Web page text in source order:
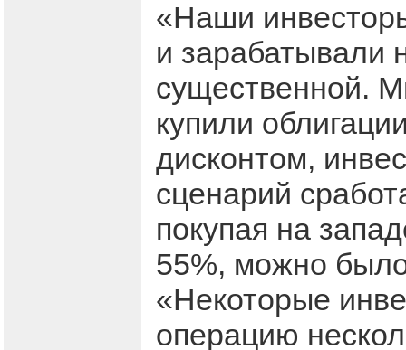
«Наши
и зарабатывали
существенной.
купили
дисконтом,
сценарий
покупая на
55%, можно
«Некоторые
операцию